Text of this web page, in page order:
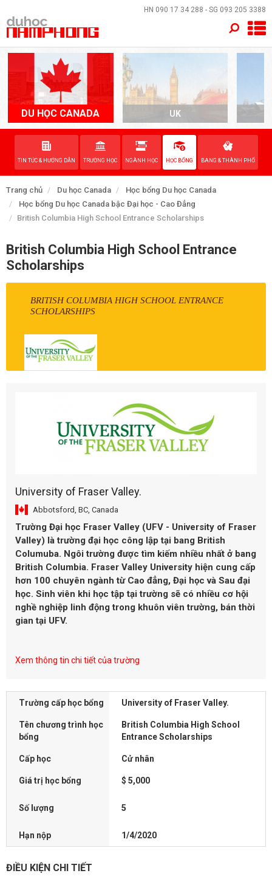
HN 090 17 34 288 - SG 093 205 3388
DU HỌC CANADA UK
TIN TỨC & HƯỚNG DẪN TRƯỜNG HỌC NGÀNH HỌC HỌC BỔNG BANG & THÀNH PHỐ
Trang chủ Du học Canada
Học bổng Du học Canada
Học bổng Du học Canada bậc Đại học - Cao Đẳng
British Columbia High School Entrance Scholarships
British Columbia High School Entrance
Scholarships
BRITISH COLUMBIA HIGH SCHOOL ENTRANCE
SCHOLARSHIPS
University of Fraser Valley.
Abbotsford, BC, Canada
Trường Đại học Fraser Valley (UFV - University of Fraser
Valley) là trường đại học công lập tại bang British
Columuba. Ngôi trường được tìm kiếm nhiều nhất ở bang
British Columbia. Fraser Valley University hiện cung cấp
hơn 100 chuyên ngành từ Cao đẳng, Đại học và Sau đại
học. Sinh viên khi học tập tại trường sẽ có nhiều cơ hội
nghề nghiệp linh động trong khuôn viên trường, bán thời
gian tại UFV.
Xem thông tin chi tiết của trường
Trường cấp học bổng University of Fraser Valley.
Tên chương trình học
bổng
British Columbia High School
Entrance Scholarships
Cấp học Cử nhân
Giá trị học bổng $ 5,000
Số lượng 5
Hạn nộp 1/4/2020
ĐIỀU KIỆN CHI TIẾT
×
TRANG CHỦ
QUỐC GIA
EVENTS
DỊCH VỤ
VỀ NAM PHONG
LIÊN HỆ